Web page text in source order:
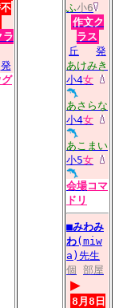
ラ
発
ふ小6
作文ク
ラス
丘
発
あけみき
小4女
あさらな
小4女
あこまい
小5女
会場コマ
ドリ
■みわみ
わ(miw
a)先生
個 部屋
▶
8月8日